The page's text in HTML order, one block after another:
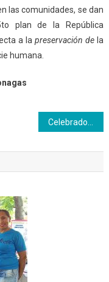
las comunidades, se dan
plan de la República
a la preservación dela
humana.